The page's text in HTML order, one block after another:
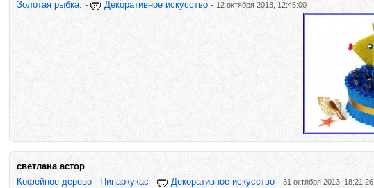
Золотая рыбка. - Декоративное искусство - 12 октября 2013, 12:45:00
светлана астор
Кофейное дерево - Пипаркукас - Декоративное искусство - 31 октября 2013, 18:21:26